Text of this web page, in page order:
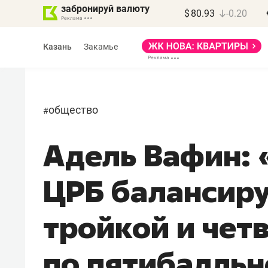
забронируй валюту $ 80.93 -0.20
Казань Закамье
#общество
Адель Вафин:
ЦРБ
тройкой и
Василь Мазитов
МАРТ
«Не зная местных
правил, бизнес может
потерять минимум